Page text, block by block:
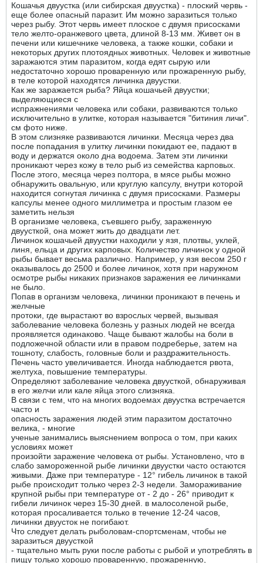
Кошачья двуустка (или сибирская двуустка) - плоский червь -
еще более опасный паразит. Им можно заразиться только
через рыбу. Этот червь имеет плоское с двумя присосками
тело желто-оранжевого цвета, длиной 8-13 мм. Живет он в
печени или кишечнике человека, а также кошки, собаки и
некоторых других плотоядных животных. Человек и животные
заражаются этим паразитом, когда едят сырую или
недостаточно хорошо проваренную или прожаренную рыбу,
в теле которой находятся личинка двуустки.
Как же заражается рыба? Яйца кошачьей двуустки;
выделяющиеся с
испражнениями человека или собаки, развиваются только
исключительно в улитке, которая называется "битиния личи".
см фото ниже.
В этом слизняке развиваются личинки. Месяца через два
после попадания в улитку личинки покидают ее, падают в
воду и держатся около дна водоема. Затем эти личинки
проникают через кожу в тело рыб из семейства карповых.
После этого, месяца через полтора, в мясе рыбы можно
обнаружить овальную, или круглую капсулу, внутри которой
находится согнутая личинка с двумя присосками. Размеры
капсулы менее одного миллиметра и простым глазом ее
заметить нельзя
В организме человека, съевшего рыбу, зараженную
двуусткой, она может жить до двадцати лет.
Личинок кошачьей двуустки находили у язя, плотвы, уклей,
линя, ельца и других карповых. Количество личинок у одной
рыбы бывает весьма различно. Например, у язя весом 250 г
оказывалось до 2500 и более личинок, хотя при наружном
осмотре рыбы никаких признаков заражения ее личинками
не было.
Попав в организм человека, личинки проникают в печень и
желчные
протоки, где вырастают во взрослых червей, вызывая
заболевание человека болезнь у разных людей не всегда
проявляется одинаково. Чаще бывают жалобы на боли в
подложечной области или в правом подреберье, затем на
тошноту, слабость, головные боли и раздражительность.
Печень часто увеличивается. Иногда наблюдается рвота,
желтуха, повышение температуры.
Определяют заболевание человека двуусткой, обнаруживая
в его желчи или кале яйца этого слизняка.
В связи с тем, что на многих водоемах двуустка встречается
часто и
опасность заражения людей этим паразитом достаточно
велика, - многие
ученые занимались выяснением вопроса о том, при каких
условиях может
произойти заражение человека от рыбы. Установлено, что в
слабо замороженной рыбе личинки двуустки часто остаются
живыми. Даже при температуре - 12° гибель личинок в такой
рыбе происходит только через 2-3 недели. Замораживание
крупной рыбы при температуре от - 2 до - 26° приводит к
гибели личинок через 15-30 дней. в малосоленой рыбе,
которая просаливается только в течение 12-24 часов,
личинки двуусток не погибают.
Что следует делать рыболовам-спортсменам, чтобы не
заразиться двуусткой
- тщательно мыть руки после работы с рыбой и употреблять в
пищу только хорошо проваренную, прожаренную,